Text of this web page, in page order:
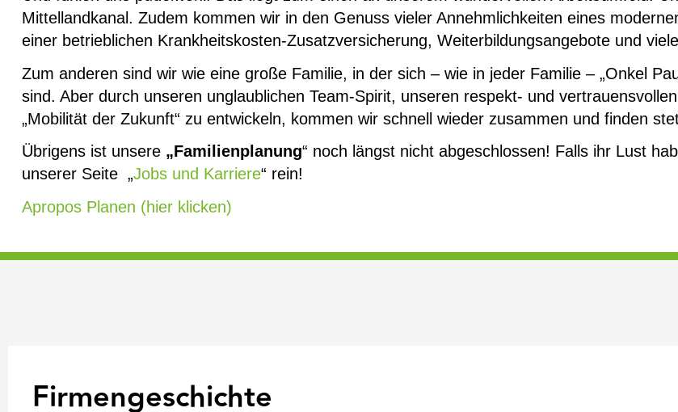
Mittellandkanal. Zudem kommen wir in den Genuss vieler Annehmlichkeiten eines
einer betrieblichen Krankheitskosten-Zusatzversicherung, Weiterbildungsangebote und
Zum anderen sind wir wie eine große Familie, in der sich – wie in jeder Familie – „Onkel
sind. Aber durch unseren unglaublichen Team-Spirit, unseren respekt- und
„Mobilität der Zukunft“ zu entwickeln, kommen wir schnell wieder zusammen und finden
Übrigens ist unsere „Familienplanung“ noch längst nicht abgeschlossen! Falls ihr Lust
unserer Seite „Jobs und Karriere“ rein!
Apropos Planen (hier klicken)
Firmengeschichte